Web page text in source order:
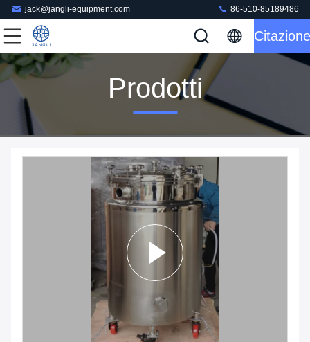
jack@jangli-equipment.com 86-510-85189486
Citazione
Prodotti